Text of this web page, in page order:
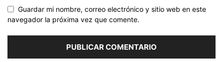
Guardar mi nombre, correo electrónico y sitio web en este
navegador la próxima vez que comente.